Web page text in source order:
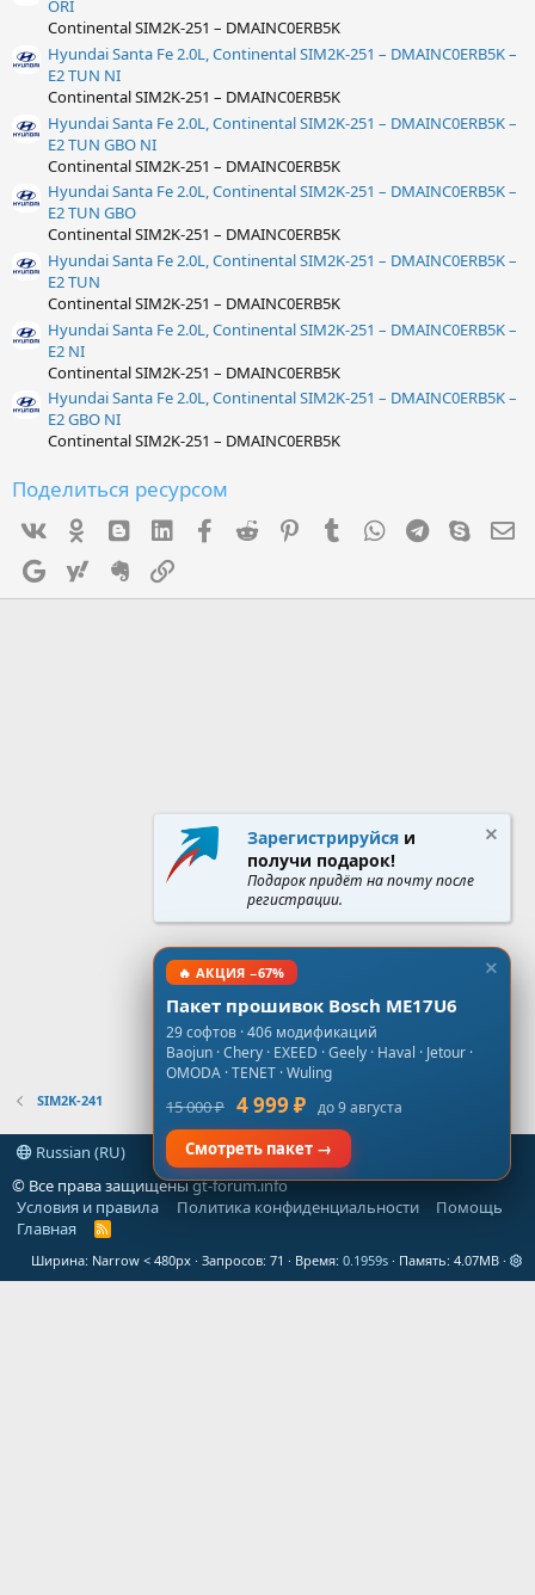
ORI
Continental SIM2K-251 – DMAINC0ERB5K
Hyundai Santa Fe 2.0L, Continental SIM2K-251 – DMAINC0ERB5K –
E2 TUN NI
Continental SIM2K-251 – DMAINC0ERB5K
Hyundai Santa Fe 2.0L, Continental SIM2K-251 – DMAINC0ERB5K –
E2 TUN GBO NI
Continental SIM2K-251 – DMAINC0ERB5K
Hyundai Santa Fe 2.0L, Continental SIM2K-251 – DMAINC0ERB5K –
E2 TUN GBO
Continental SIM2K-251 – DMAINC0ERB5K
Hyundai Santa Fe 2.0L, Continental SIM2K-251 – DMAINC0ERB5K –
E2 TUN
Continental SIM2K-251 – DMAINC0ERB5K
Hyundai Santa Fe 2.0L, Continental SIM2K-251 – DMAINC0ERB5K –
E2 NI
Continental SIM2K-251 – DMAINC0ERB5K
Hyundai Santa Fe 2.0L, Continental SIM2K-251 – DMAINC0ERB5K –
E2 GBO NI
Continental SIM2K-251 – DMAINC0ERB5K
Поделиться ресурсом
Ok mes_blogger
Linked InFacebook
Reddit PinterestTumblr WhatsAppTelegram
Skype
Google Yahoo Evernote
SIM2K-241
Russian (RU)
© Все права защищеныgt-forum.info
Условия и правила
Политика конфиденциальности
Помощь
Главная
R
S
Ширина Запросов 71 Время 0.1959s Память 4.07MB
Зарегистрируйся и
получи подарок!
Подарок придёт на почту после
регистрации.
🔥 АКЦИЯ −67%
Пакет прошивок Bosch ME17U6
29 софтов · 406 модификаций
Baojun · Chery · EXEED · Geely · Haval · Jetour ·
OMODA · TENET · Wuling
15 000 ₽ 4 999 ₽ до 9 августа
Смотреть пакет →